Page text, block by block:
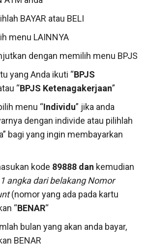
BAYAR atau BELI
menu LAINNYA
dengan memilih menu BPJS
yang Anda ikuti “BPJS
“BPJS Ketenagakerjaan”
menu “Individu” jika anda
dengan individe atau pilihlah
bagi yang ingin membayarkan
kode 89888 dan kemudian
angka dari belakang Nomor
(nomor yang ada pada kartu
“BENAR“
bulan yang akan anda bayar,
BENAR